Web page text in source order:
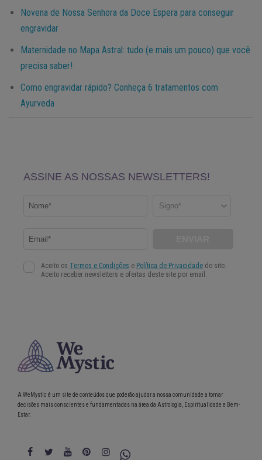
Novena de Nossa Senhora da Doce Espera para conseguir
engravidar
Maternidade no Mapa Astral: tudo (e mais um pouco) que você
precisa saber!
Como engravidar rápido? Conheça 6 tratamentos com
Ayurveda
A WeMystic é um site de conteúdos que poderão ajudar a nossa comunidade a tomar
decisões mais conscientes e fundamentadas na área da Astrologia, Espiritualidade e Bem-
Estar.